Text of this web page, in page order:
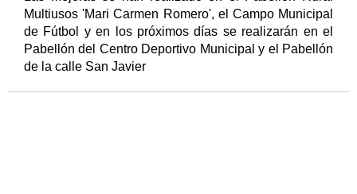
Multiusos 'Mari Carmen Romero', el Campo Municipal
de Fútbol y en los próximos días se realizarán en el
Pabellón del Centro Deportivo Municipal y el Pabellón
de la calle San Javier